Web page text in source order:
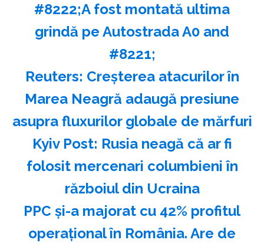
#8222;A fost montată ultima
grindă pe Autostrada A0 and
#8221;
Reuters: Creşterea atacurilor în
Marea Neagră adaugă presiune
asupra fluxurilor globale de mărfuri
Kyiv Post: Rusia neagă că ar fi
folosit mercenari columbieni în
războiul din Ucraina
PPC și-a majorat cu 42% profitul
operațional în România. Are de